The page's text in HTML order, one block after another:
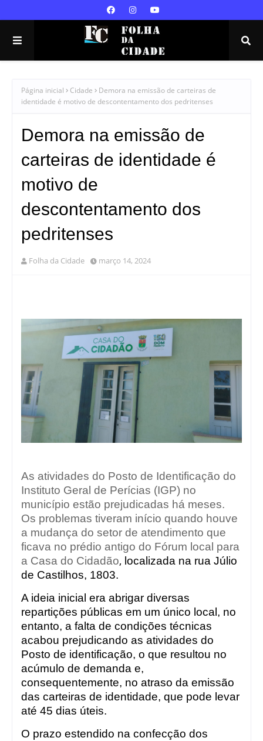
Página inicial Cidade
Demora na emissão de carteiras de
identidade é motivo de descontentamento dos pedritenses
Demora na emissão de
carteiras de identidade é
motivo de
descontentamento dos
pedritenses
Folha da Cidade março 14, 2024
As atividades do Posto de Identificação do
Instituto Geral de Perícias (IGP) no
município estão prejudicadas há meses.
Os problemas tiveram início quando houve
a mudança do setor de atendimento que
ficava no prédio antigo do Fórum local para
a Casa do Cidadão, localizada na rua Júlio
de Castilhos, 1803.
A ideia inicial era abrigar diversas
repartições públicas em um único local, no
entanto, a falta de condições técnicas
acabou prejudicando as atividades do
Posto de identificação, o que resultou no
acúmulo de demanda e,
consequentemente, no atraso da emissão
das carteiras de identidade, que pode levar
até 45 dias úteis.
O prazo estendido na confecção dos